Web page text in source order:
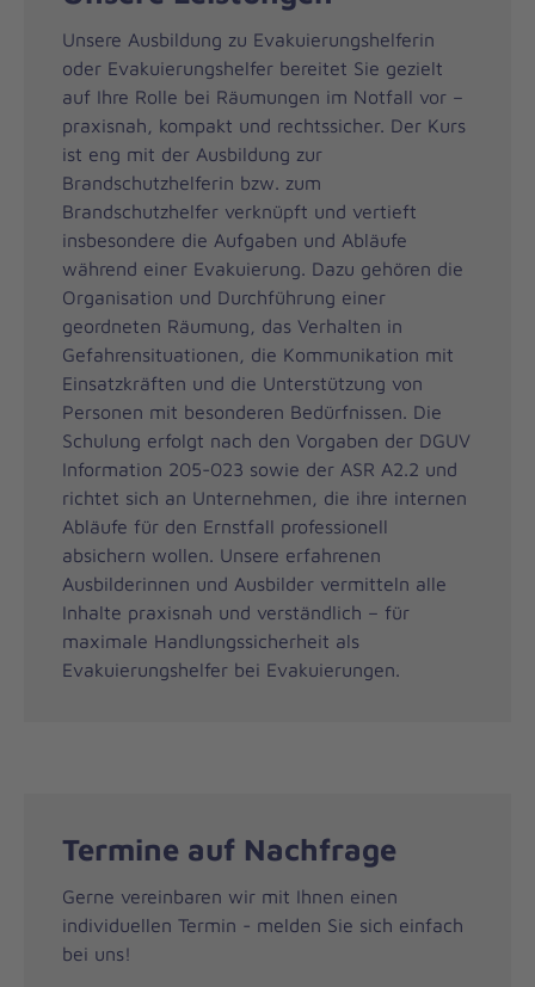
Unsere Ausbildung zu Evakuierungshelferin
oder Evakuierungshelfer bereitet Sie gezielt
auf Ihre Rolle bei Räumungen im Notfall vor –
praxisnah, kompakt und rechtssicher. Der Kurs
ist eng mit der Ausbildung zur
Brandschutzhelferin bzw. zum
Brandschutzhelfer verknüpft und vertieft
insbesondere die Aufgaben und Abläufe
während einer Evakuierung. Dazu gehören die
Organisation und Durchführung einer
geordneten Räumung, das Verhalten in
Gefahrensituationen, die Kommunikation mit
Einsatzkräften und die Unterstützung von
Personen mit besonderen Bedürfnissen. Die
Schulung erfolgt nach den Vorgaben der DGUV
Information 205-023 sowie der ASR A2.2 und
richtet sich an Unternehmen, die ihre internen
Abläufe für den Ernstfall professionell
absichern wollen. Unsere erfahrenen
Ausbilderinnen und Ausbilder vermitteln alle
Inhalte praxisnah und verständlich – für
maximale Handlungssicherheit als
Evakuierungshelfer bei Evakuierungen.
Termine auf Nachfrage
Gerne vereinbaren wir mit Ihnen einen
individuellen Termin - melden Sie sich einfach
bei uns!